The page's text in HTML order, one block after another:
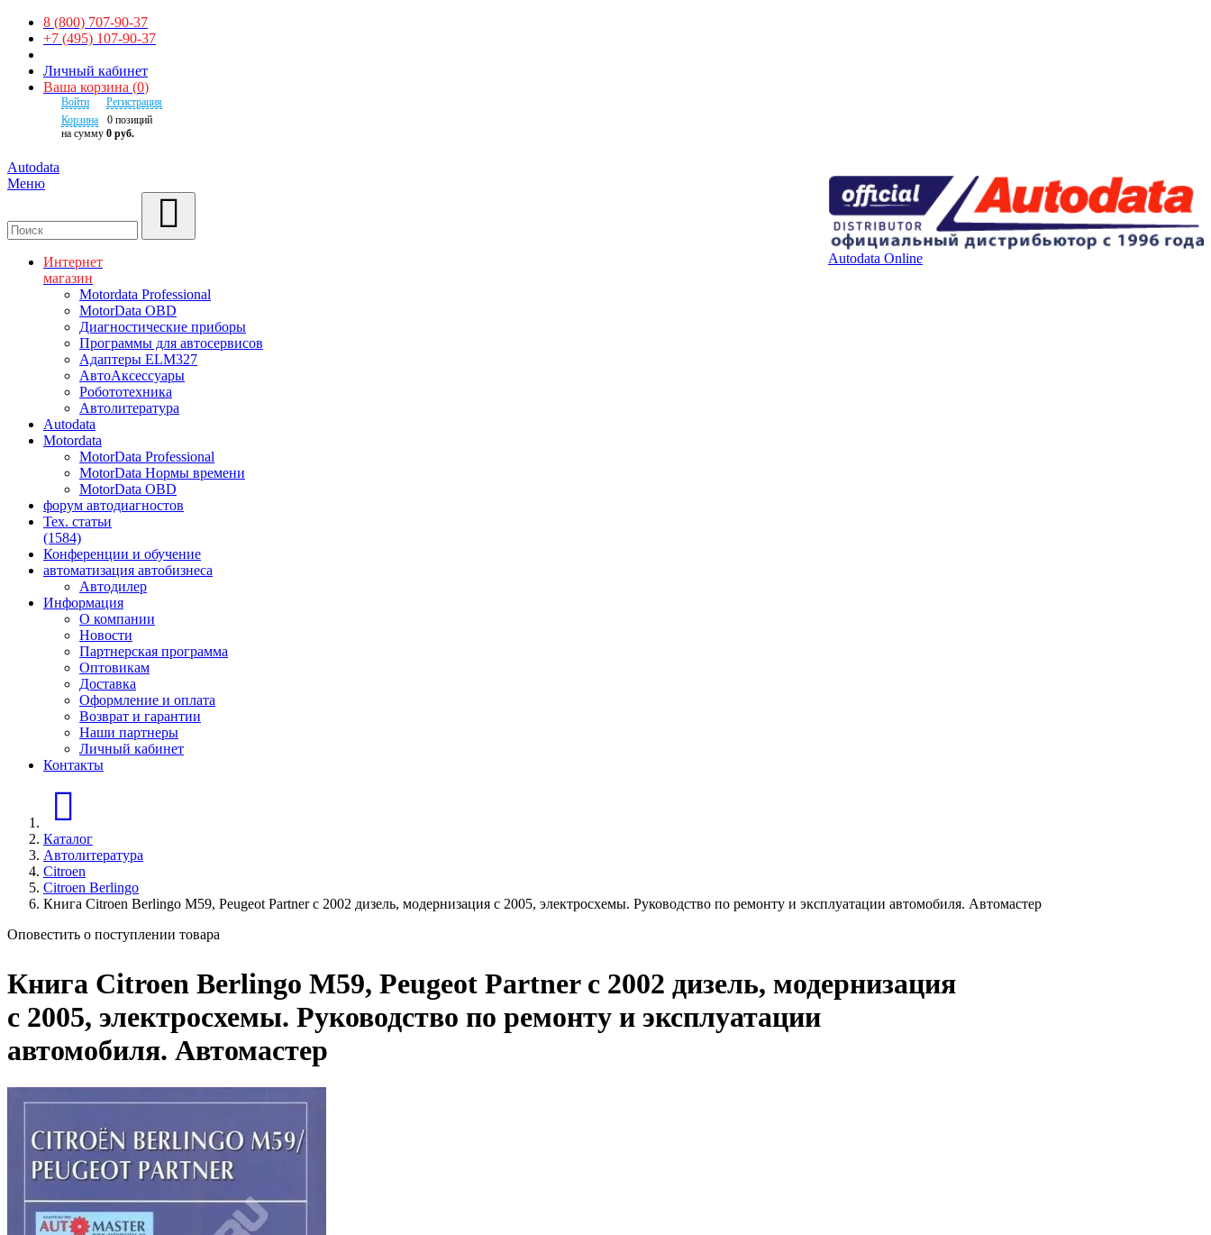
8 (800) 707-90-37
+7 (495) 107-90-37
Личный кабинет
Ваша корзина (0)
Войти
Регистрация
Корзина
0 позиций
на сумму 0 руб.
Autodata
Autodata Online
Меню
Интернет
магазин
Motordata Professional
MotorData OBD
Диагностические приборы
Программы для автосервисов
Адаптеры ELM327
АвтоАксессуары
Робототехника
Автолитература
Autodata
Motordata
MotorData Professional
MotorData Нормы времени
MotorData OBD
форум автодиагностов
Тех. статьи
(1584)
Конференции и обучение
автоматизация автобизнеса
Автодилер
Информация
О компании
Новости
Партнерская программа
Оптовикам
Доставка
Оформление и оплата
Возврат и гарантии
Наши партнеры
Личный кабинет
Контакты
Каталог
Автолитература
Citroen
Citroen Berlingo
Книга Citroen Berlingo М59, Peugeot Partner с 2002 дизель, модернизация с 2005, электросхемы. Руководство по ремонту и эксплуатации автомобиля. Автомастер
Оповестить о поступлении товара
Книга Citroen Berlingo М59, Peugeot Partner с 2002 дизель, модернизация
с 2005, электросхемы. Руководство по ремонту и эксплуатации
автомобиля. Автомастер